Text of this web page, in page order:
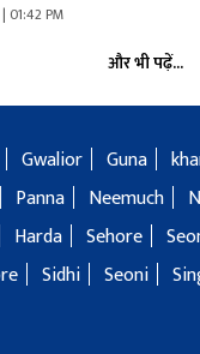
01:42 PM
और भी पढ़ें...
Gwalior Guna
Panna Neemuch
Harda Sehore
Sidhi Seoni